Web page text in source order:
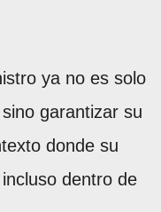
ya no es solo
garantizar su
donde su
dentro de